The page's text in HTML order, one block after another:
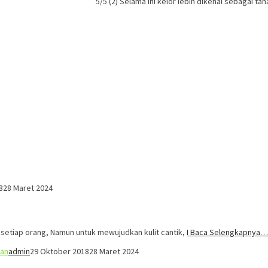
28 Maret 2024
orang, Namun untuk mewujudkan kulit cantik, I Baca Selengkapnya…
admin29 Oktober 201828 Maret 2024